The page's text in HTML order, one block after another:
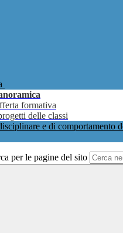
formativa
delle classi
e di comportamento
per le pagine del sito